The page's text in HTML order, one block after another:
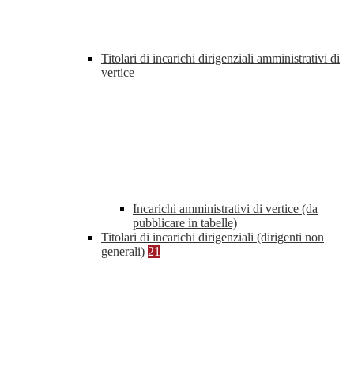
Titolari di incarichi dirigenziali amministrativi di
vertice
Incarichi amministrativi di vertice (da
pubblicare in tabelle)
Titolari di incarichi dirigenziali (dirigenti non
generali) 21